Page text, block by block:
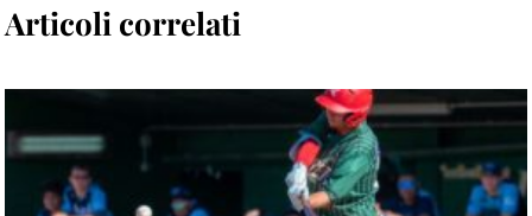
Articoli correlati